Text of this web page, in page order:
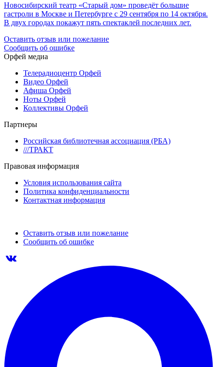
Новосибирский театр «Старый дом» проведёт большие
гастроли в Москве и Петербурге с 29 сентября по 14 октября.
В двух городах покажут пять спектаклей последних лет.
Оставить отзыв или пожелание
Сообщить об ошибке
Орфей медиа
Телерадиоцентр Орфей
Видео Орфей
Афиша Орфей
Ноты Орфей
Коллективы Орфей
Партнеры
Российская библиотечная ассоциация (РБА)
///ТРАКТ
Правовая информация
Условия использования сайта
Политика конфиденциальности
Контактная информация
Оставить отзыв или пожелание
Сообщить об ошибке